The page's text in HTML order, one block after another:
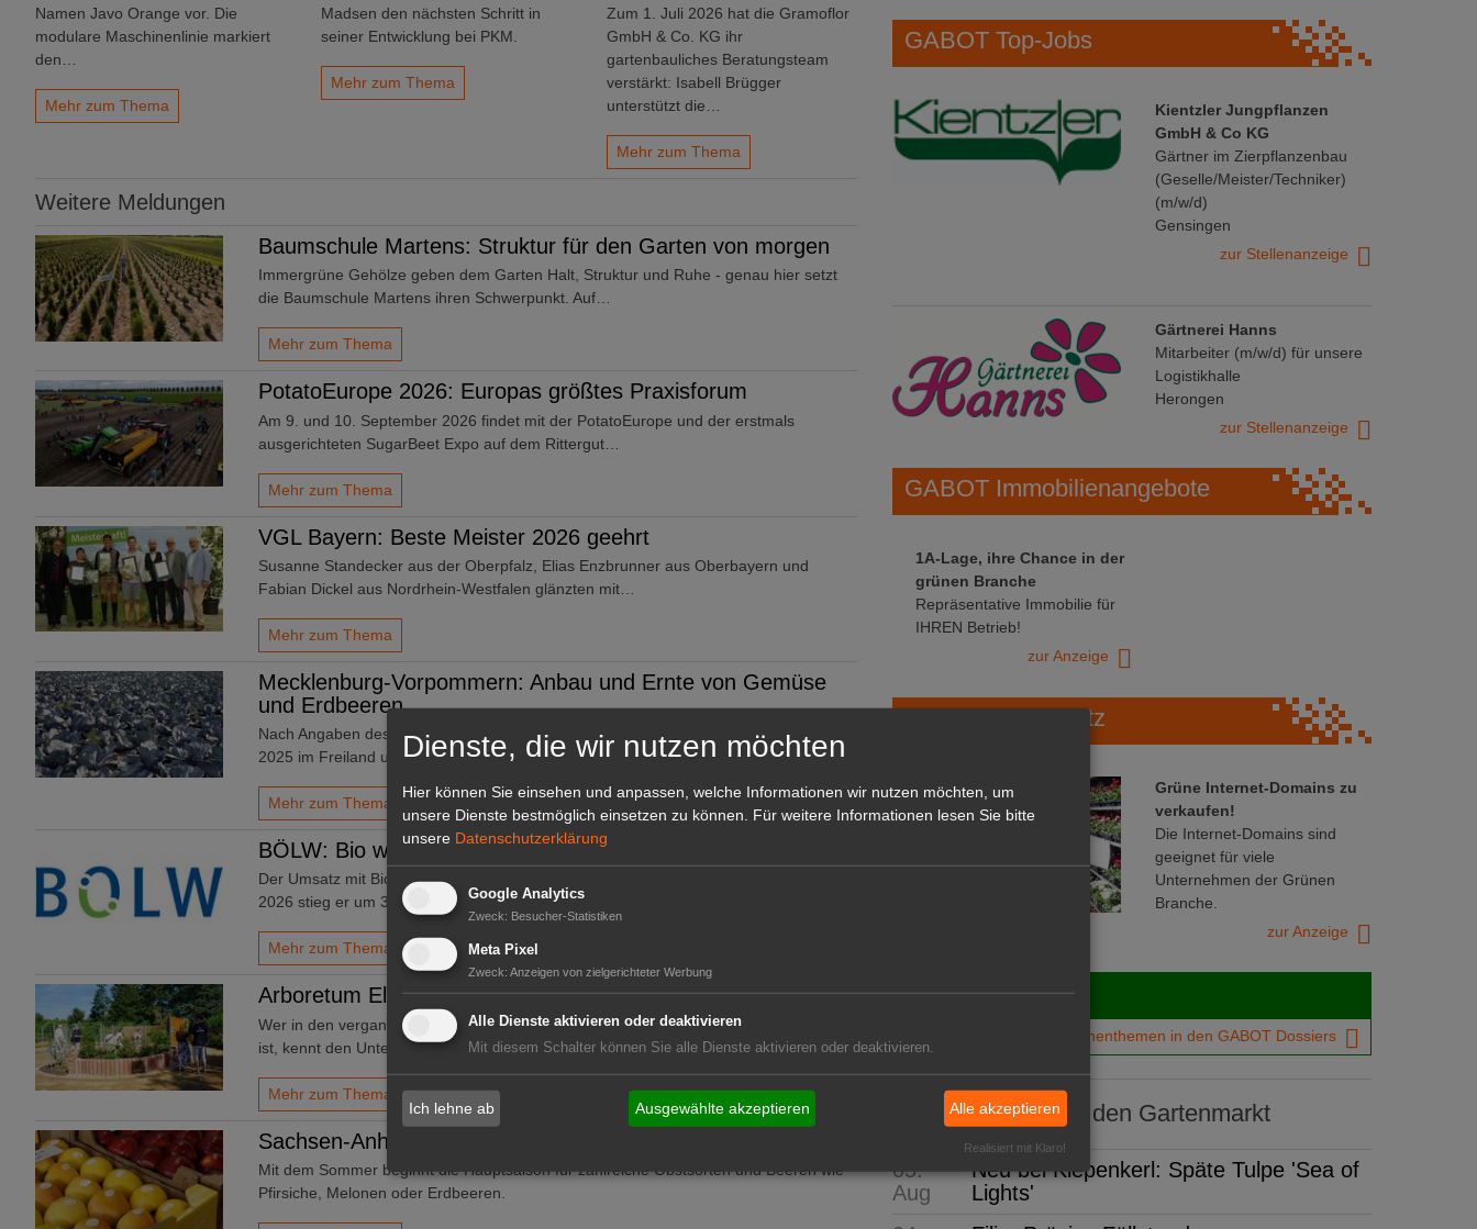
Namen Javo Orange vor. Die
modulare Maschinenlinie markiert
den…
Mehr zum Thema
Madsen den nächsten Schritt in
seiner Entwicklung bei PKM.
Mehr zum Thema
Zum 1. Juli 2026 hat die Gramoflor
GmbH & Co. KG ihr
gartenbauliches Beratungsteam
verstärkt: Isabell Brügger
unterstützt die…
Mehr zum Thema
Weitere Meldungen
Baumschule Martens: Struktur für den Garten von morgen
Immergrüne Gehölze geben dem Garten Halt, Struktur und Ruhe - genau hier setzt
die Baumschule Martens ihren Schwerpunkt. Auf…
Mehr zum Thema
PotatoEurope 2026: Europas größtes Praxisforum
Am 9. und 10. September 2026 findet mit der PotatoEurope und der erstmals
ausgerichteten SugarBeet Expo auf dem Rittergut…
Mehr zum Thema
VGL Bayern: Beste Meister 2026 geehrt
Susanne Standecker aus der Oberpfalz, Elias Enzbrunner aus Oberbayern und
Fabian Dickel aus Nordrhein-Westfalen glänzten mit…
Mehr zum Thema
Mecklenburg-Vorpommern: Anbau und Ernte von Gemüse
und Erdbeeren
Nach Angaben des Statistischen Amtes Mecklenburg-Vorpommern wurden im Jahr
2025 im Freiland und unter Gewächshäusern sowie…
Mehr zum Thema
BÖLW: Bio wächst trotz Konsumflaute
Der Umsatz mit Bio-Lebensmitteln und -Getränken wächst weiter. Im zweiten Quartal
2026 stieg er um 3,8% im Vergleich zum…
Mehr zum Thema
Arboretum Ellerhoop: Zwischen Garten und Gebäude
Wer in den vergangenen Wochen während einer Hitzewelle durch die Stadt gegangen
ist, kennt den Unterschied: Während sich…
Mehr zum Thema
Sachsen-Anhalt: 20 Euro monatlich für frisches Obst
Mit dem Sommer beginnt die Hauptsaison für zahlreiche Obstsorten und Beeren wie
Pfirsiche, Melonen oder Erdbeeren.
GABOT Top-Jobs
Kientzler Jungpflanzen
GmbH & Co KG
Gärtner im Zierpflanzenbau
(Geselle/Meister/Techniker)
(m/w/d)
Gensingen
zur Stellenanzeige
Gärtnerei Hanns
Mitarbeiter (m/w/d) für unsere
Logistikhalle
Herongen
zur Stellenanzeige
GABOT Immobilienangebote
1A-Lage, ihre Chance in der
grünen Branche
Repräsentative Immobilie für
IHREN Betrieb!
zur Anzeige
GABOT Marktplatz
Grüne Internet-Domains zu
verkaufen!
Die Internet-Domains sind
geeignet für viele
Unternehmen der Grünen
Branche.
zur Anzeige
GABOT Dossiers
Die wichtigsten Branchenthemen in den GABOT Dossiers
Neue Produkte für den Gartenmarkt
05.
Aug
Neu bei Kiepenkerl: Späte Tulpe 'Sea of
Lights'
Dienste, die wir nutzen möchten
Hier können Sie einsehen und anpassen, welche Informationen wir nutzen möchten, um
unsere Dienste bestmöglich einsetzen zu können.
Für weitere Informationen lesen Sie bitte
unsere Datenschutzerklärung
Google Analytics
Zweck: Besucher-Statistiken
Meta Pixel
Zweck: Anzeigen von zielgerichteter Werbung
Alle Dienste aktivieren oder deaktivieren
Mit diesem Schalter können Sie alle Dienste aktivieren oder deaktivieren.
Ich lehne ab Ausgewählte akzeptieren Alle akzeptieren
Realisiert mit Klaro!